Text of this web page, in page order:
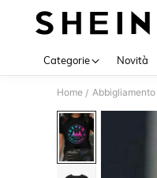
Categorie Novità
Home / Abbigliamento